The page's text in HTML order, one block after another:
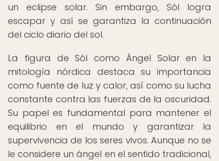
un eclipse solar. Sin embargo, Sól logra
escapar y así se garantiza la continuación
del ciclo diario del sol.
La figura de Sól como Ángel Solar en la
mitología nórdica destaca su importancia
como fuente de luz y calor, así como su lucha
constante contra las fuerzas de la oscuridad.
Su papel es fundamental para mantener el
equilibrio en el mundo y garantizar la
supervivencia de los seres vivos. Aunque no se
le considere un ángel en el sentido tradicional,